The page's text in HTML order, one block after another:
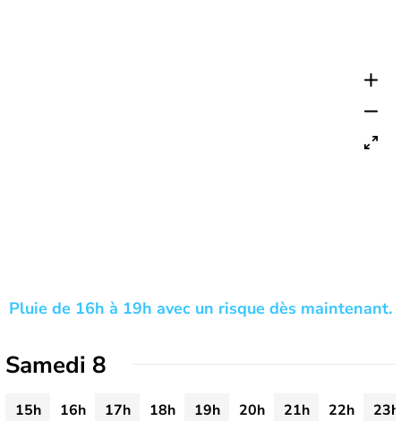
Pluie de 16h à 19h avec un risque dès maintenant.
Samedi 8
15h 16h 17h 18h 19h 20h 21h 22h
23h